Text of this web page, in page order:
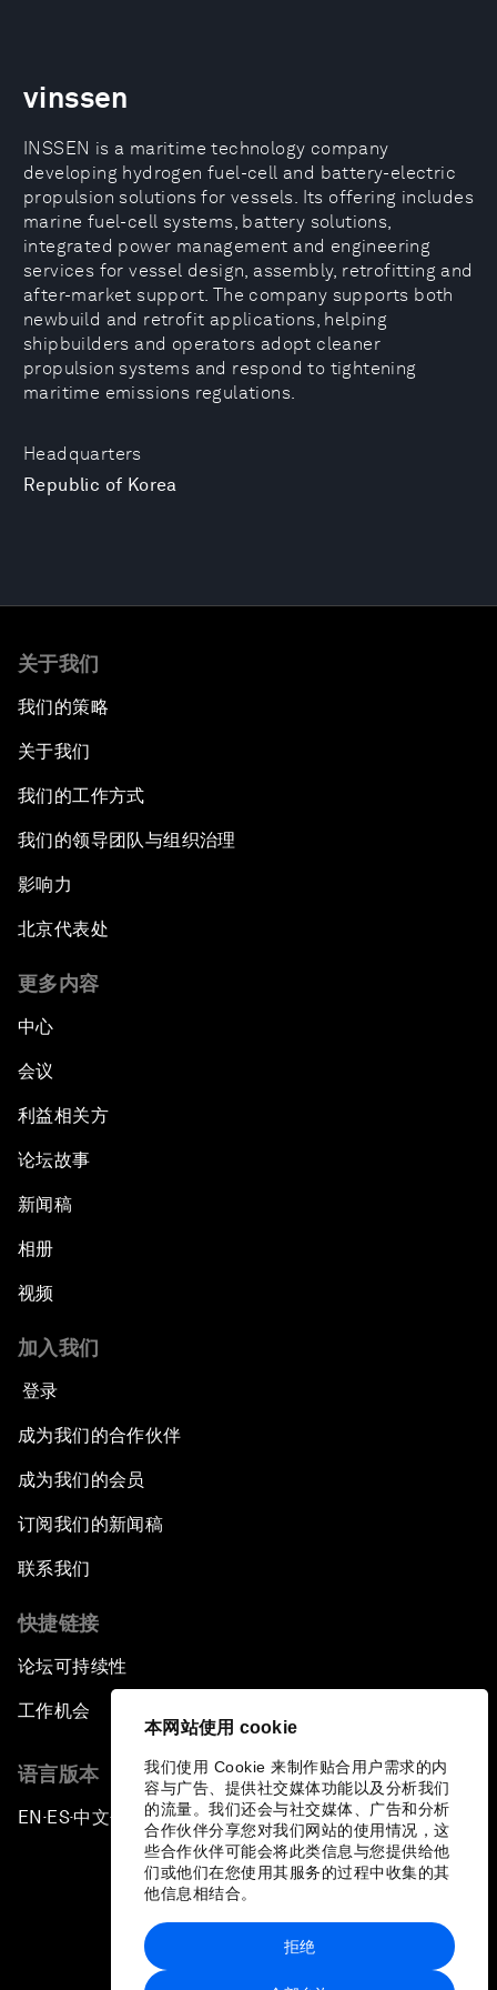
本网站使用 cookie
我们使用 Cookie 来制作贴合用户需求的内
容与广告、提供社交媒体功能以及分析我们
的流量。我们还会与社交媒体、广告和分析
合作伙伴分享您对我们网站的使用情况，这
些合作伙伴可能会将此类信息与您提供给他
们或他们在您使用其服务的过程中收集的其
他信息相结合。
拒绝
Headquarters
Republic of Korea
vinssen
INSSEN is a maritime technology company
developing hydrogen fuel-cell and battery-electric
propulsion solutions for vessels. Its offering includes
marine fuel-cell systems, battery solutions,
integrated power management and engineering
services for vessel design, assembly, retrofitting and
after-market support. The company supports both
newbuild and retrofit applications, helping
shipbuilders and operators adopt cleaner
propulsion systems and respond to tightening
maritime emissions regulations.
关于我们
我们的策略
关于我们
我们的工作方式
我们的领导团队与组织治理
影响力
北京代表处
更多内容
中心
会议
利益相关方
论坛故事
新闻稿
相册
视频
加入我们
登录
成为我们的合作伙伴
成为我们的会员
订阅我们的新闻稿
联系我们
快捷链接
论坛可持续性
工作机会
语言版本
EN ▪ES▪中文▪ 日本語